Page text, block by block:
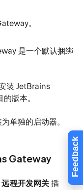
Feedback
。
是一个默认捆绑
装 JetBrains
版本。
单独的启动器。
Gateway
远程开发网关插